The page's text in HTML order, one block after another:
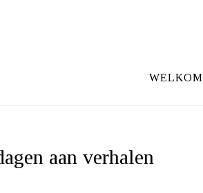
WELKOM
aan verhalen